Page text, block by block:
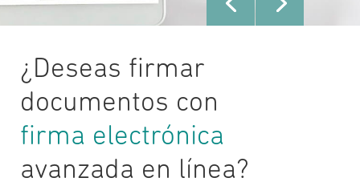
¿Deseas firmar
documentos con
firma electrónica
avanzada en línea?